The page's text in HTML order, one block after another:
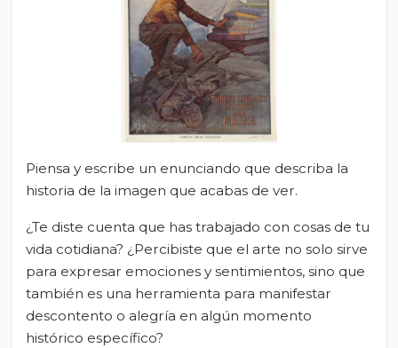
Piensa y escribe un enunciando que describa la
historia de la imagen que acabas de ver.
¿Te diste cuenta que has trabajado con cosas de tu
vida cotidiana? ¿Percibiste que el arte no solo sirve
para expresar emociones y sentimientos, sino que
también es una herramienta para manifestar
descontento o alegría en algún momento
histórico específico?